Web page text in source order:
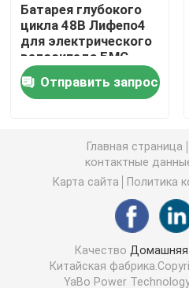
батарея 24V Lifepo4
батарея 48v Lifepo4
Водонепроницаемая
Lifepo4 батарея
Батарея ИБП Lifepo4
Батарея глубокого
цикла 48В Лифепо4
для электрического
велосипеда БМС
умного 100Ах ИБ-
ЛФ51100
Отправить запрос
Главная страница
контактные
Карта сайта
Политика
Качество Домашняя
Китайская
YaBo Power